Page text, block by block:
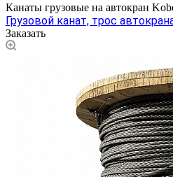
Канаты грузовые на автокран
Грузовой канат, трос
Заказать